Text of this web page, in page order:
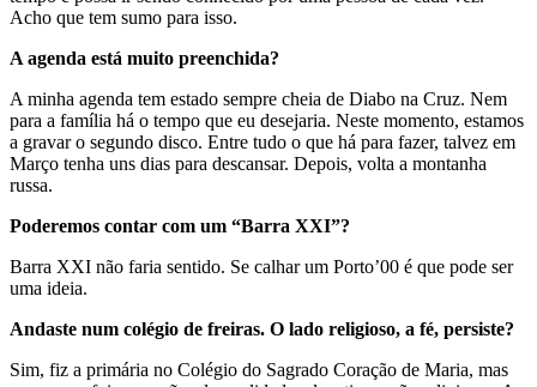
Acho que tem sumo para isso.
A agenda está muito preenchida?
A minha agenda tem estado sempre cheia de Diabo na Cruz. Nem
para a família há o tempo que eu desejaria. Neste momento, estamos
a gravar o segundo disco. Entre tudo o que há para fazer, talvez em
Março tenha uns dias para descansar. Depois, volta a montanha
russa.
Poderemos contar com um “Barra XXI”?
Barra XXI não faria sentido. Se calhar um Porto’00 é que pode ser
uma ideia.
Andaste num colégio de freiras. O lado religioso, a fé, persiste?
Sim, fiz a primária no Colégio do Sagrado Coração de Maria, mas